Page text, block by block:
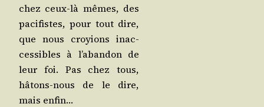
chez ceux-là mêmes, des
paci­fistes, pour tout dire,
que nous croyions inac­
ces­sibles à l’a­ban­don de
leur foi. Pas chez tous,
hâtons-nous de le dire,
mais enfin…